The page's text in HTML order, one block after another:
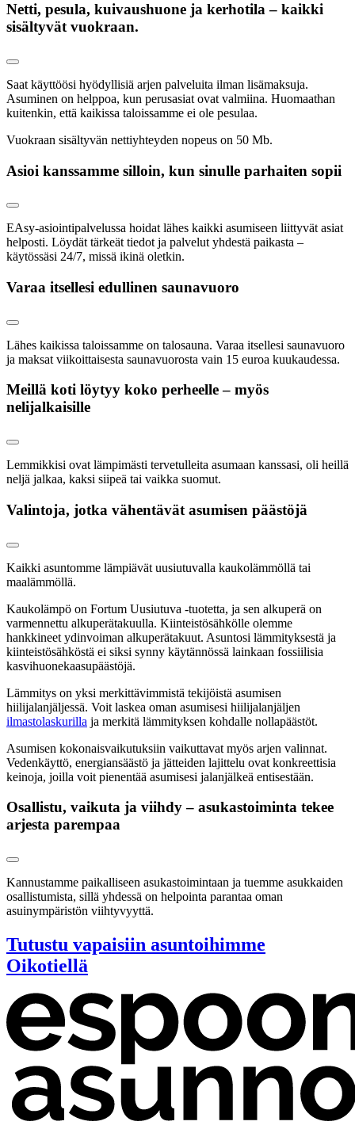
Netti, pesula, kuivaushuone ja kerhotila – kaikki
sisältyvät vuokraan.
Saat käyttöösi hyödyllisiä arjen palveluita ilman lisämaksuja.
Asuminen on helppoa, kun perusasiat ovat valmiina. Huomaathan
kuitenkin, että kaikissa taloissamme ei ole pesulaa.
Vuokraan sisältyvän nettiyhteyden nopeus on 50 Mb.
Asioi kanssamme silloin, kun sinulle parhaiten sopii
EAsy-asiointipalvelussa hoidat lähes kaikki asumiseen liittyvät asiat
helposti. Löydät tärkeät tiedot ja palvelut yhdestä paikasta –
käytössäsi 24/7, missä ikinä oletkin.
Varaa itsellesi edullinen saunavuoro
Lähes kaikissa taloissamme on talosauna. Varaa itsellesi saunavuoro
ja maksat viikoittaisesta saunavuorosta vain 15 euroa kuukaudessa.
Meillä koti löytyy koko perheelle – myös
nelijalkaisille
Lemmikkisi ovat lämpimästi tervetulleita asumaan kanssasi, oli heillä
neljä jalkaa, kaksi siipeä tai vaikka suomut.
Valintoja, jotka vähentävät asumisen päästöjä
Kaikki asuntomme lämpiävät uusiutuvalla kaukolämmöllä tai
maalämmöllä.
Kaukolämpö on Fortum Uusiutuva -tuotetta, ja sen alkuperä on
varmennettu alkuperätakuulla. Kiinteistösähkölle olemme
hankkineet ydinvoiman alkuperätakuut. Asuntosi lämmityksestä ja
kiinteistösähköstä ei siksi synny käytännössä lainkaan fossiilisia
kasvihuonekaasupäästöjä.
Lämmitys on yksi merkittävimmistä tekijöistä asumisen
hiilijalanjäljessä. Voit laskea oman asumisesi hiilijalanjäljen
ilmastolaskurilla ja merkitä lämmityksen kohdalle nollapäästöt.
Asumisen kokonaisvaikutuksiin vaikuttavat myös arjen valinnat.
Vedenkäyttö, energiansäästö ja jätteiden lajittelu ovat konkreettisia
keinoja, joilla voit pienentää asumisesi jalanjälkeä entisestään.
Osallistu, vaikuta ja viihdy – asukastoiminta tekee
arjesta parempaa
Kannustamme paikalliseen asukastoimintaan ja tuemme asukkaiden
osallistumista, sillä yhdessä on helpointa parantaa oman
asuinympäristön viihtyvyyttä.
Tutustu vapaisiin asuntoihimme
Oikotiellä